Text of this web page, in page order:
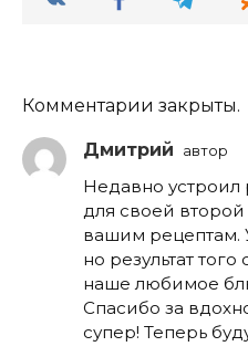
Комментарии закрыты.
Дмитрий автор
Недавно
для своей
вашим рецептам.
но результат
наше любимое
Спасибо за
супер! Теперь